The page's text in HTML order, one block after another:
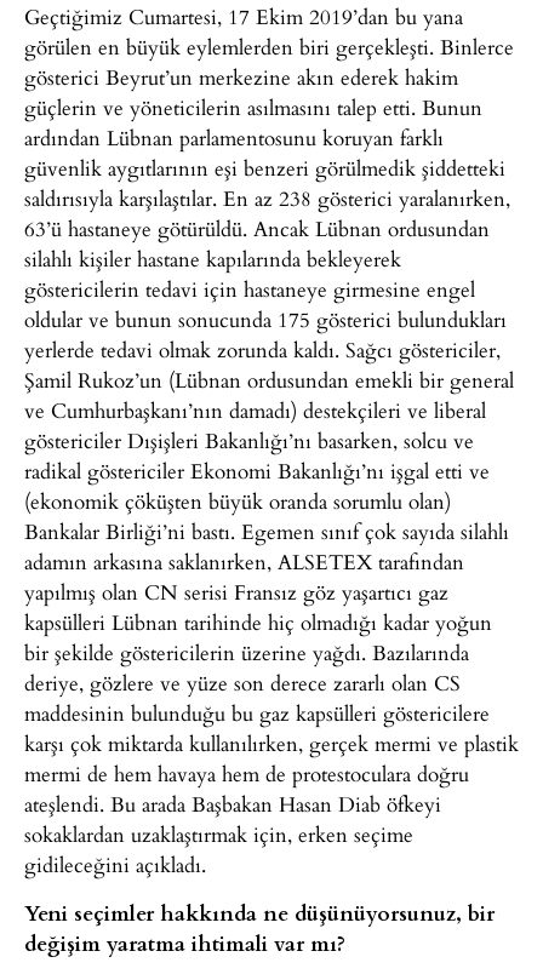
Geçtiğimiz Cumartesi, 17 Ekim 2019’dan bu yana
görülen en büyük eylemlerden biri gerçekleşti. Binlerce
gösterici Beyrut’un merkezine akın ederek hakim
güçlerin ve yöneticilerin asılmasını talep etti. Bunun
ardından Lübnan parlamentosunu koruyan farklı
güvenlik aygıtlarının eşi benzeri görülmedik şiddetteki
saldırısıyla karşılaştılar. En az 238 gösterici yaralanırken,
63’ü hastaneye götürüldü. Ancak Lübnan ordusundan
silahlı kişiler hastane kapılarında bekleyerek
göstericilerin tedavi için hastaneye girmesine engel
oldular ve bunun sonucunda 175 gösterici bulundukları
yerlerde tedavi olmak zorunda kaldı. Sağcı göstericiler,
Şamil Rukoz’un (Lübnan ordusundan emekli bir general
ve Cumhurbaşkanı’nın damadı) destekçileri ve liberal
göstericiler Dışişleri Bakanlığı’nı basarken, solcu ve
radikal göstericiler Ekonomi Bakanlığı’nı işgal etti ve
(ekonomik çöküşten büyük oranda sorumlu olan)
Bankalar Birliği’ni bastı. Egemen sınıf çok sayıda silahlı
adamın arkasına saklanırken, ALSETEX tarafından
yapılmış olan CN serisi Fransız göz yaşartıcı gaz
kapsülleri Lübnan tarihinde hiç olmadığı kadar yoğun
bir şekilde göstericilerin üzerine yağdı. Bazılarında
deriye, gözlere ve yüze son derece zararlı olan CS
maddesinin bulunduğu bu gaz kapsülleri göstericilere
karşı çok miktarda kullanılırken, gerçek mermi ve plastik
mermi de hem havaya hem de protestoculara doğru
ateşlendi. Bu arada Başbakan Hasan Diab öfkeyi
sokaklardan uzaklaştırmak için, erken seçime
gidileceğini açıkladı.
Yeni seçimler hakkında ne düşünüyorsunuz, bir
değişim yaratma ihtimali var mı?